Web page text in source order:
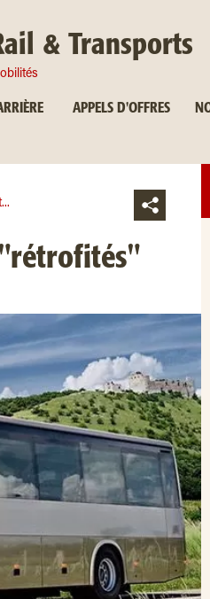
& Transports
APPELS D'OFFRES
"rétrofités"